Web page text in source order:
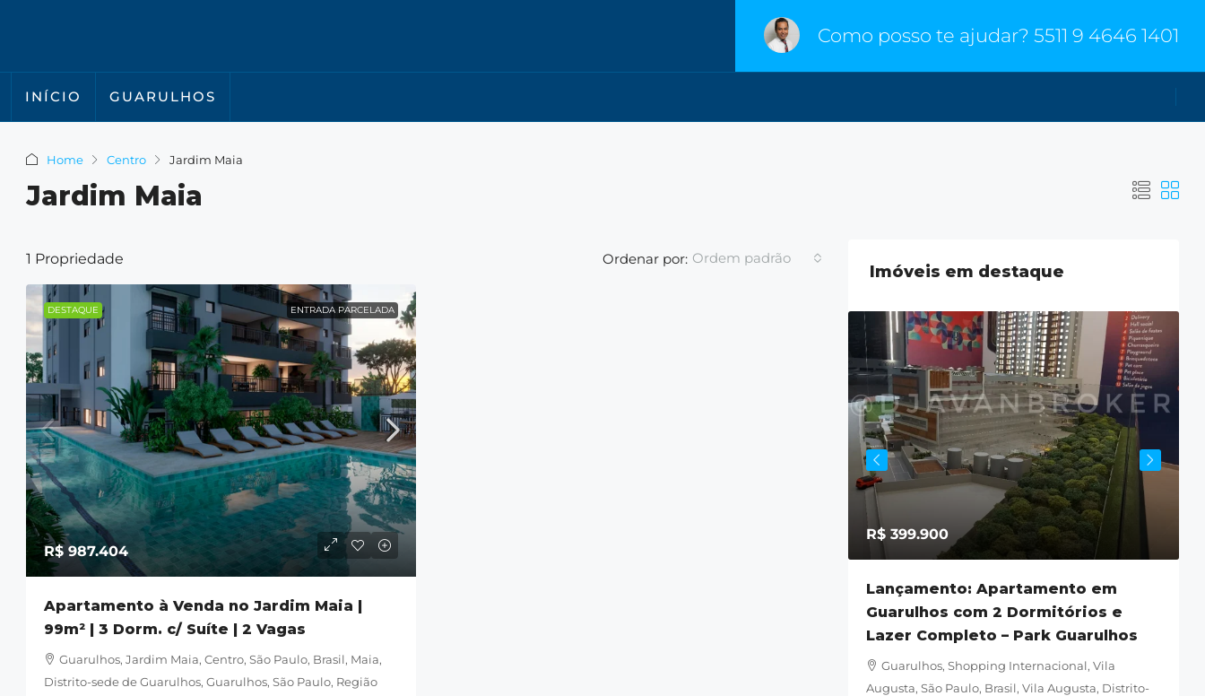
Como posso te ajudar? 5511 9 4646 1401
INÍCIO GUARULHOS
Home Centro Jardim Maia
Jardim Maia
1 Propriedade Ordenar por: Ordem padrão
DESTAQUE ENTRADA PARCELADA
R$ 987.404
Apartamento à Venda no Jardim Maia |
99m² | 3 Dorm. c/ Suíte | 2 Vagas
Guarulhos, Jardim Maia, Centro, São Paulo, Brasil, Maia,
Distrito-sede de Guarulhos, Guarulhos, São Paulo, Região
Imóveis em destaque
R$ 987.404
Maia | 99m² | 3 Dorm. c/ Suíte | 2
Vagas
Guarulhos, Jardim Maia, Centro, São Paulo,
Brasil, Maia, Distrito-sede de Guarulhos,
R$ 399.900
Lançamento: Apartamento em
Guarulhos com 2 Dormitórios e
Lazer Completo – Park Guarulhos
Guarulhos, Shopping Internacional, Vila
Augusta, São Paulo, Brasil, Vila Augusta, Distrito-